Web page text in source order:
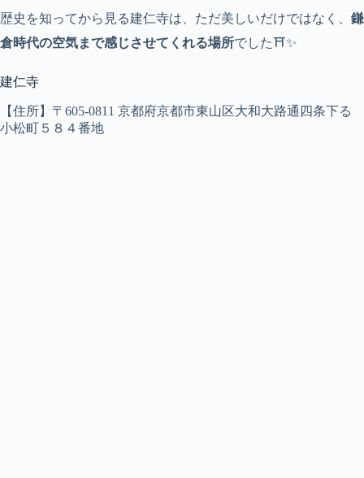
歴史を知ってから見る建仁寺は、ただ美しいだけではなく、 鎌
倉時代の空気まで感じさせてくれる場所でした⛩️✨
建仁寺
【住所】〒605-0811 京都府京都市東山区大和大路通四条下る
小松町５８４番地